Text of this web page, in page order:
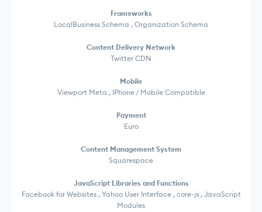
Frameworks
LocalBusiness Schema , Organization Schema
Content Delivery Network
Twitter CDN
Mobile
Viewport Meta , IPhone / Mobile Compatible
Payment
Euro
Content Management System
Squarespace
JavaScript Libraries and Functions
Facebook for Websites , Yahoo User Interface , core-js , JavaScript
Modules